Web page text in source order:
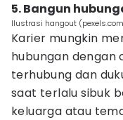
5. Bangun
Ilustrasi hangout
Karier mungkin
hubungan dengan
terhubung dan
saat terlalu sibuk
keluarga atau